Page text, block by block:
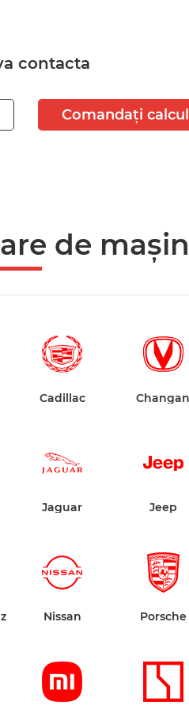
contacta
Comandați
de
Cadillac
Jaguar Jeep
Nissan Porsche